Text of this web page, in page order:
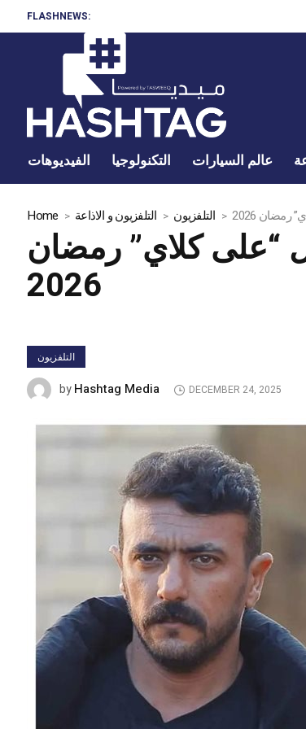
FLASHNEWS:
الفيديوهات التكنولوجيا عالم السيارات
Home التلفزيون و الاذاعة التلفزيون 2026
“على كلاي” رمضان
2026
التلفزيون
byHashtag Media DECEMBER 24, 2025